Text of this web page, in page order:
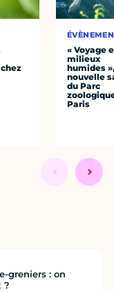
« Voyage
milieux
humides
nouvelle
du Parc
Paris
greniers : on
?